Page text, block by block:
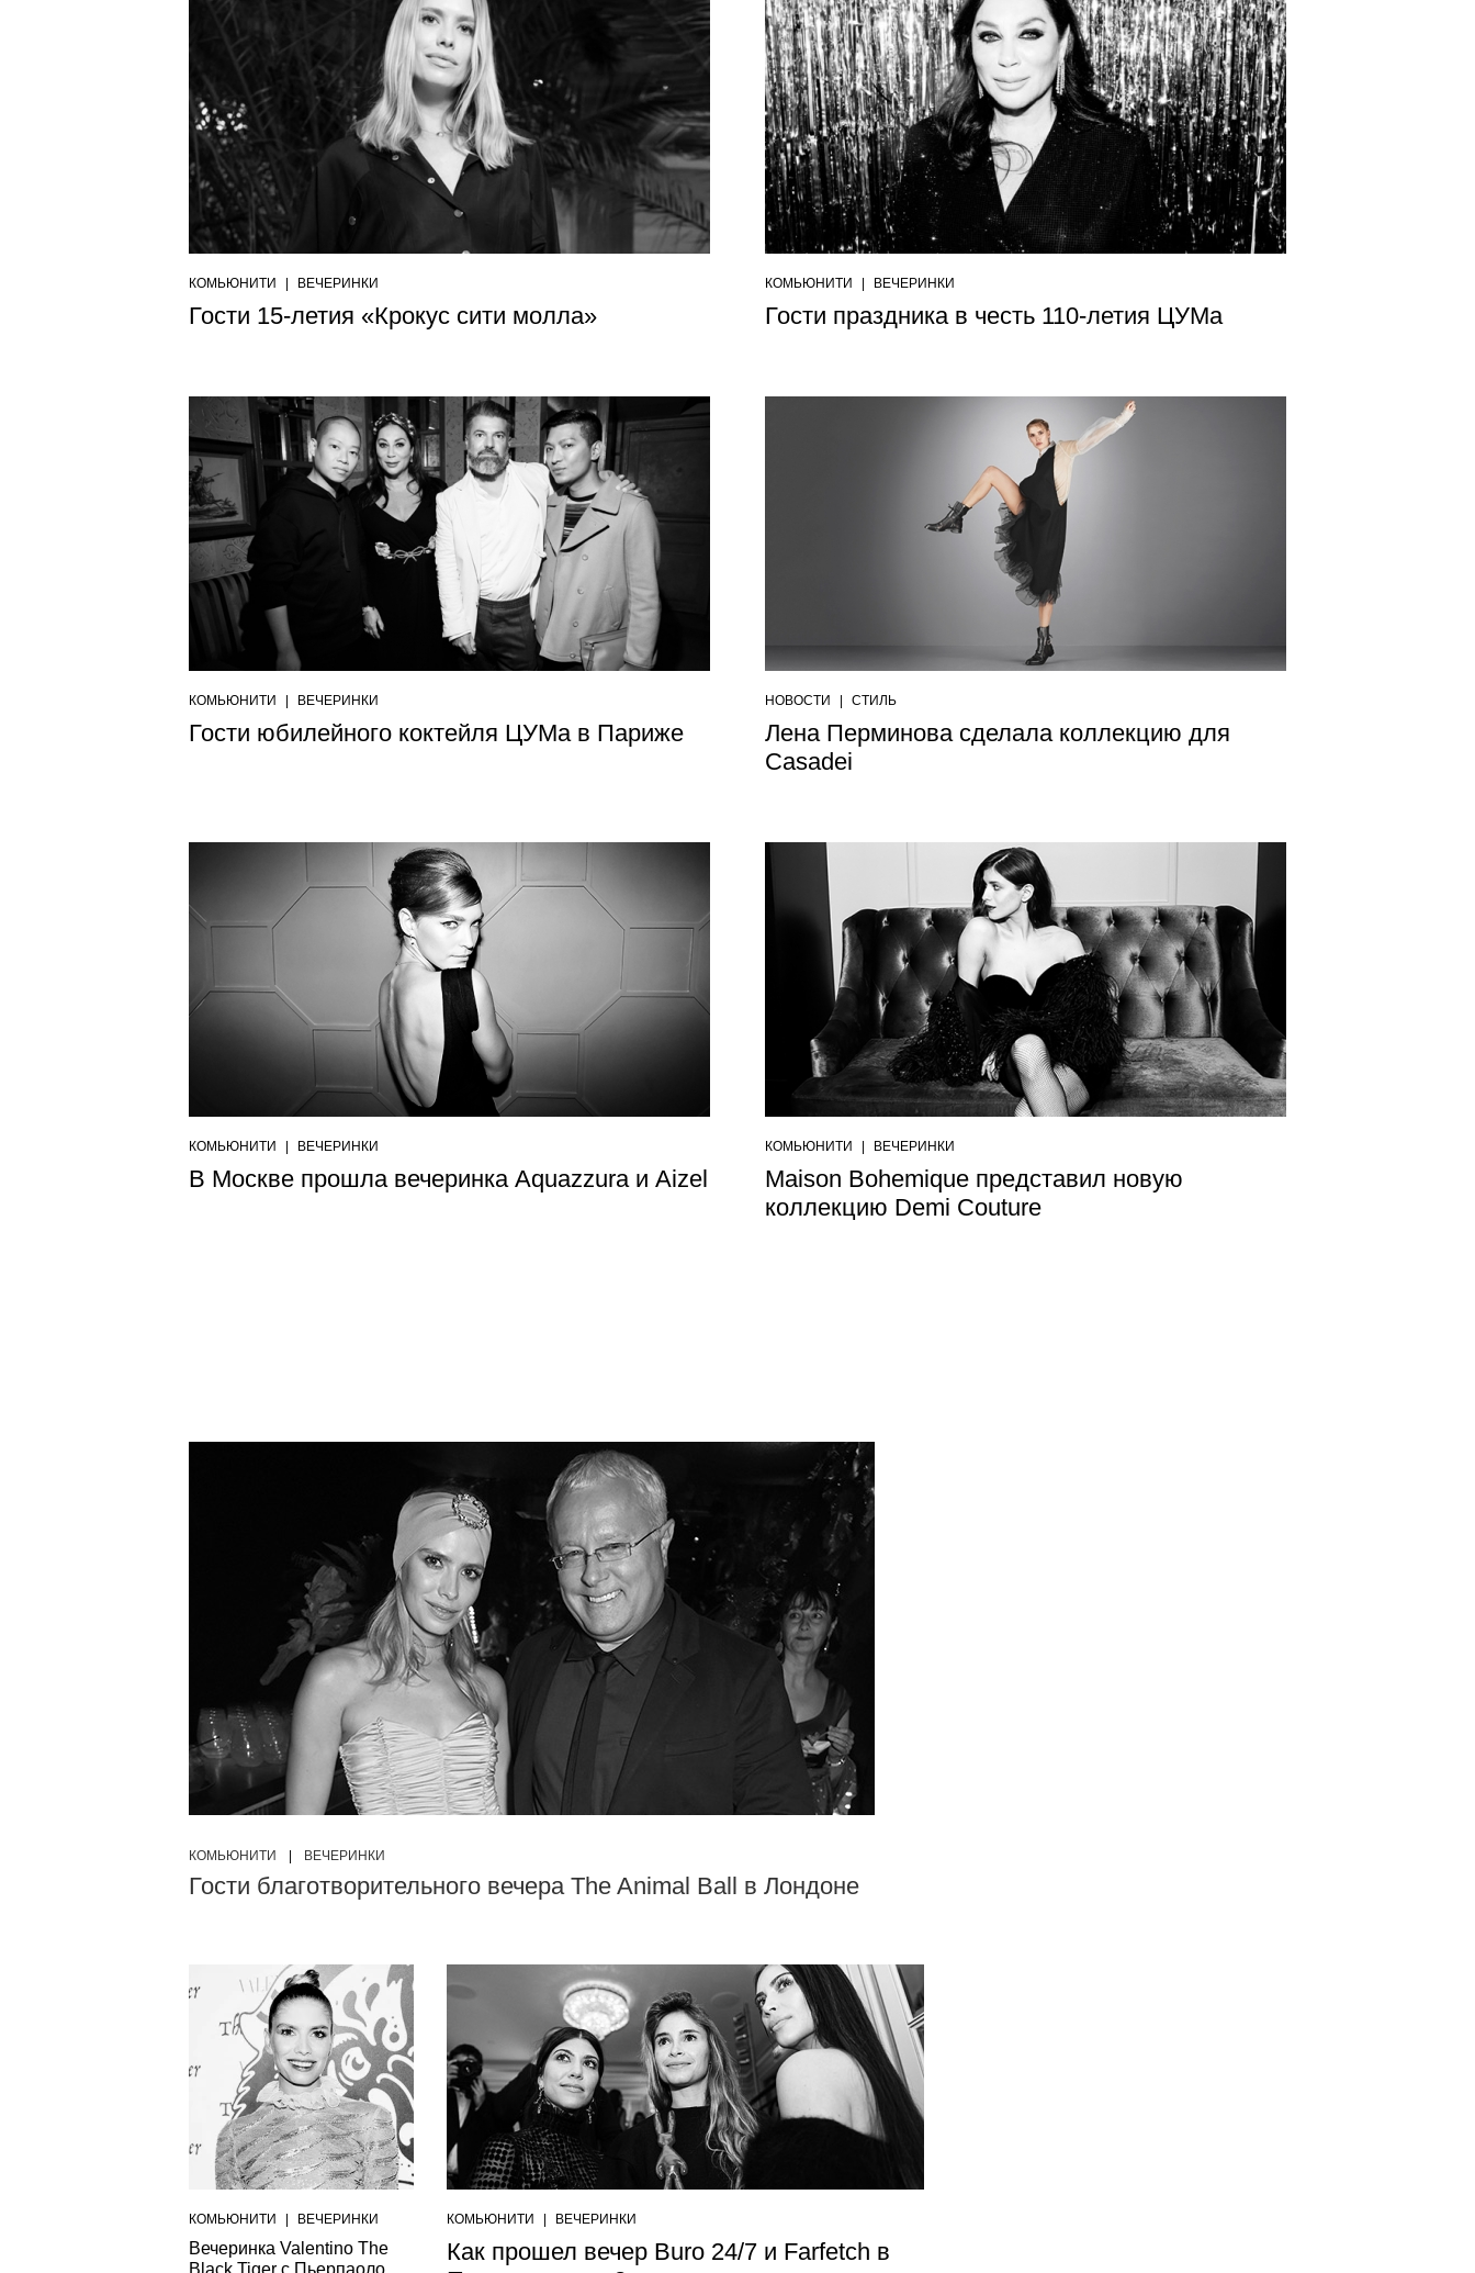
КОМЬЮНИТИ ВЕЧЕРИНКИ
Гости 15-летия «Крокус сити молла»
КОМЬЮНИТИ ВЕЧЕРИНКИ
Гости праздника в честь 110-летия ЦУМа
КОМЬЮНИТИ ВЕЧЕРИНКИ
Гости юбилейного коктейля ЦУМа в Париже
НОВОСТИ СТИЛЬ
Лена Перминова сделала коллекцию для
Casadei
КОМЬЮНИТИ ВЕЧЕРИНКИ
В Москве прошла вечеринка Aquazzura и Aizel
КОМЬЮНИТИ ВЕЧЕРИНКИ
Maison Bohemique представил новую
коллекцию Demi Couture
КОМЬЮНИТИ ВЕЧЕРИНКИ
Гости благотворительного вечера The Animal Ball в Лондоне
КОМЬЮНИТИ ВЕЧЕРИНКИ
Вечеринка Valentino The
Black Tiger с Пьерпаоло
КОМЬЮНИТИ ВЕЧЕРИНКИ
Как прошел вечер Buro 24/7 и Farfetch в